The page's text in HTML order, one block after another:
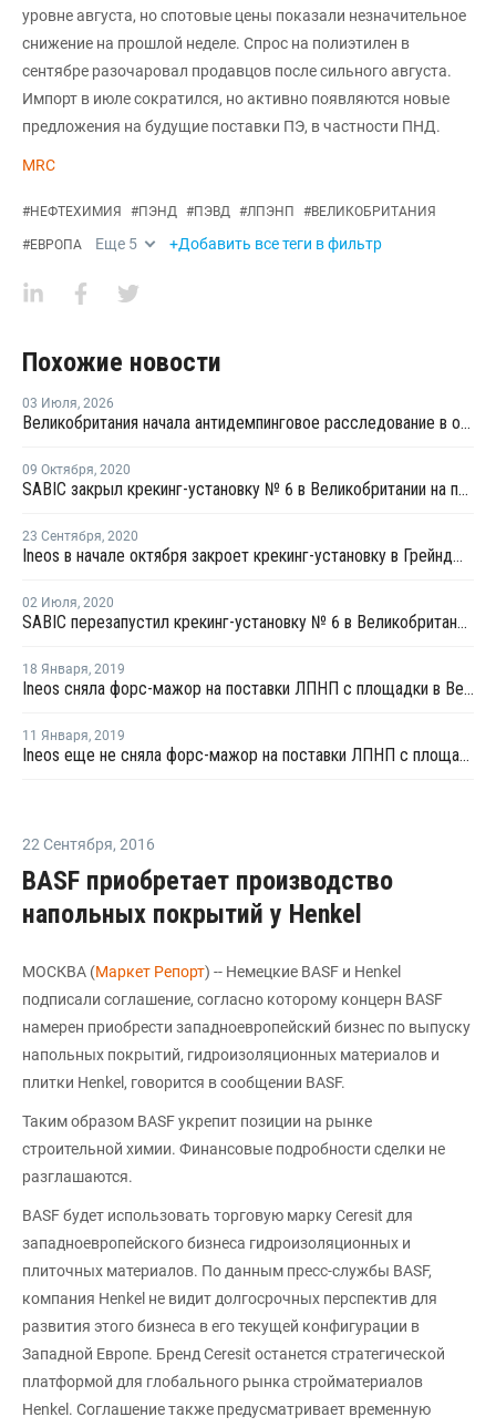
уровне августа, но спотовые цены показали незначительное
снижение на прошлой неделе. Спрос на полиэтилен в
сентябре разочаровал продавцов после сильного августа.
Импорт в июле сократился, но активно появляются новые
предложения на будущие поставки ПЭ, в частности ПНД.
MRC
#НЕФТЕХИМИЯ #ПЭНД #ПЭВД #ЛПЭНП #ВЕЛИКОБРИТАНИЯ
#ЕВРОПА Еще 5 +Добавить все теги в фильтр
Похожие новости
03 Июля, 2026
Великобритания начала антидемпинговое расследование в отношении импорта ЛПНП из США
09 Октября, 2020
SABIC закрыл крекинг-установку № 6 в Великобритании на плановую профилактику
23 Сентября, 2020
Ineos в начале октября закроет крекинг-установку в Грейнджмуте на профилактику
02 Июля, 2020
SABIC перезапустил крекинг-установку № 6 в Великобритании после внепланового ремонта
18 Января, 2019
Ineos сняла форс-мажор на поставки ЛПНП с площадки в Великобритании
11 Января, 2019
Ineos еще не сняла форс-мажор на поставки ЛПНП с площадки в Великобритании
22 Сентября, 2016
BASF приобретает производство
напольных покрытий у Henkel
МОСКВА (Маркет Репорт) -- Немецкие BASF и Henkel
подписали соглашение, согласно которому концерн BASF
намерен приобрести западноевропейский бизнес по выпуску
напольных покрытий, гидроизоляционных материалов и
плитки Henkel, говорится в сообщении BASF.
Таким образом BASF укрепит позиции на рынке
строительной химии. Финансовые подробности сделки не
разглашаются.
BASF будет использовать торговую марку Ceresit для
западноевропейского бизнеса гидроизоляционных и
плиточных материалов. По данным пресс-службы BASF,
компания Henkel не видит долгосрочных перспектив для
развития этого бизнеса в его текущей конфигурации в
Западной Европе. Бренд Ceresit останется стратегической
платформой для глобального рынка стройматериалов
Henkel. Соглашение также предусматривает временную